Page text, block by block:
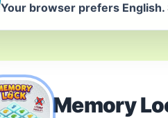
Your browser prefers English.
Memory